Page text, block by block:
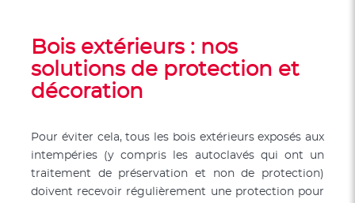
Bois extérieurs : nos
solutions de protection et
décoration
Pour éviter cela, tous les bois extérieurs exposés aux
intempéries (y compris les autoclavés qui ont un
traitement de préservation et non de protection)
doivent recevoir régulièrement une protection pour